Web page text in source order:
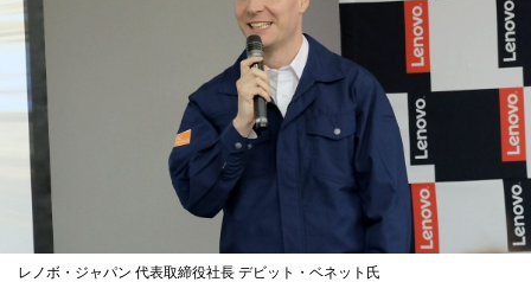
レノボ・ジャパン 代表取締役社長 デビット・ベネット氏